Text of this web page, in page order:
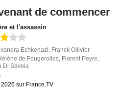
de commencer
et l'assassin
Echkenazi, Franck Ollivier
de Fougerolles, Florent Peyre,
Di Savoia
sur France.TV